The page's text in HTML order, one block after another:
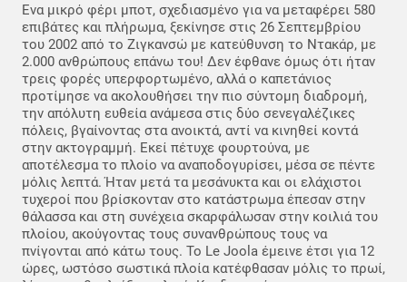
Eνα μικρό φέρι μποτ, σχεδιασμένο για να μεταφέρει 580
επιβάτες και πλήρωμα, ξεκίνησε στις 26 Σεπτεμβρίου
του 2002 από το Ζιγκανσώ με κατεύθυνση το Ντακάρ, με
2.000 ανθρώπους επάνω του! Δεν έφθανε όμως ότι ήταν
τρεις φορές υπερφορτωμένο, αλλά ο καπετάνιος
προτίμησε να ακολουθήσει την πιο σύντομη διαδρομή,
την απόλυτη ευθεία ανάμεσα στις δύο σενεγαλέζικες
πόλεις, βγαίνοντας στα ανοικτά, αντί να κινηθεί κοντά
στην ακτογραμμή. Εκεί πέτυχε φουρτούνα, με
αποτέλεσμα το πλοίο να αναποδογυρίσει, μέσα σε πέντε
μόλις λεπτά. Ήταν μετά τα μεσάνυκτα και οι ελάχιστοι
τυχεροί που βρίσκονταν στο κατάστρωμα έπεσαν στην
θάλασσα και στη συνέχεια σκαρφάλωσαν στην κοιλιά του
πλοίου, ακούγοντας τους συνανθρώπους τους να
πνίγονται από κάτω τους. Το Le Joola έμεινε έτσι για 12
ώρες, ωστόσο σωστικά πλοία κατέφθασαν μόλις το πρωί,